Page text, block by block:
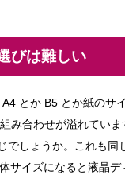
びは難しい
とか B5 とか紙のサ
み合わせが溢れてい
でしょうか。これも
サイズになると液晶